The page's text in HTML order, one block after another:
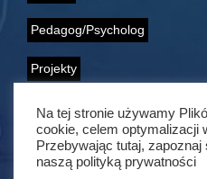
Pedagog/Psycholog
Projekty
Samorząd Uczniowski
Wolontariat
Na tej stronie używamy
cookie, celem optymalizacji
Przebywając tutaj, zapoznaj
naszą polityką prywatności